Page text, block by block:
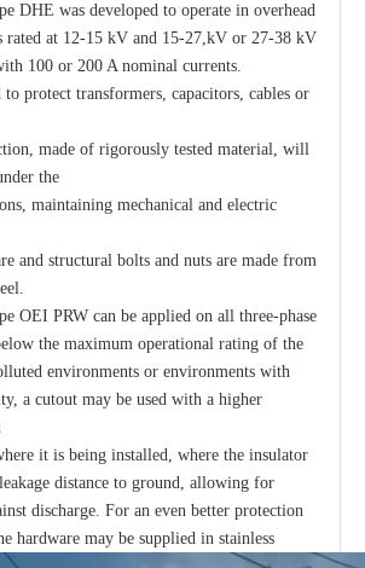
DHE was developed to operate in overhead
rated at 12-15 kV and 15-27,kV or 27-38 kV
100 or 200 A nominal currents.
to protect transformers, capacitors, cables or
made of rigorously tested material, will
the
maintaining mechanical and electric
and structural bolts and nuts are made from
OEI PRW can be applied on all three-phase
the maximum operational rating of the
environments or environments with
a cutout may be used with a higher
it is being installed, where the insulator
distance to ground, allowing for
discharge. For an even better protection
hardware may be supplied in stainless